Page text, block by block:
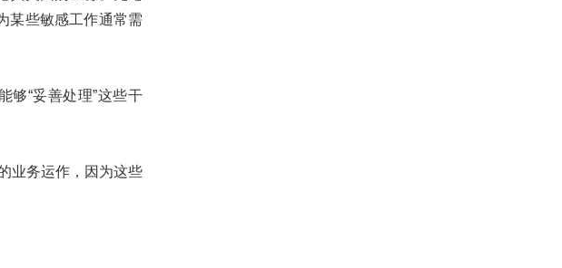
某些敏感工作通常需
够“妥善处理”这些干
业务运作，因为这些